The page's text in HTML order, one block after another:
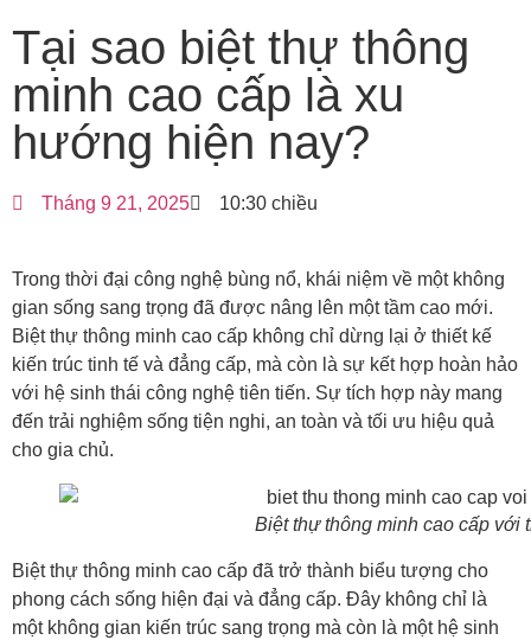
Tại sao biệt thự thông
minh cao cấp là xu
hướng hiện nay?
Tháng 9 21, 2025 10:30 chiều
Trong thời đại công nghệ bùng nổ, khái niệm về một không
gian sống sang trọng đã được nâng lên một tầm cao mới.
Biệt thự thông minh cao cấp không chỉ dừng lại ở thiết kế
kiến trúc tinh tế và đẳng cấp, mà còn là sự kết hợp hoàn hảo
với hệ sinh thái công nghệ tiên tiến. Sự tích hợp này mang
đến trải nghiệm sống tiện nghi, an toàn và tối ưu hiệu quả
cho gia chủ.
Biệt thự thông minh cao cấp với
Biệt thự thông minh cao cấp đã trở thành biểu tượng cho
phong cách sống hiện đại và đẳng cấp. Đây không chỉ là
một không gian kiến trúc sang trọng mà còn là một hệ sinh